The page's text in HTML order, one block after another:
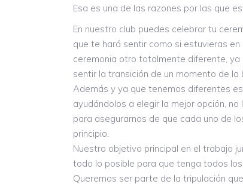
Esa es una de las razones por las que
En nuestro club puedes celebrar tu
que te hará sentir como si estuvieras
ceremonia otro totalmente diferente,
sentir la transición de un momento de la
Además y ya que tenemos diferentes
ayudándolos a elegir la mejor opción,
para asegurarnos de que cada uno de
principio.
Nuestro objetivo principal en el trabajo
todo lo posible para que tenga todos
Queremos ser parte de la tripulación